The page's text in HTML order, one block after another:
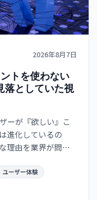
2026年8月7日
トを使わない
としていた視
ーが『欲しい』こ
進化しているの
理由を業界が問い
ユーザー体験